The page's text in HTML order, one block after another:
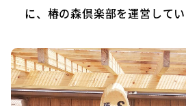
に、椿の森倶楽部を運営してい